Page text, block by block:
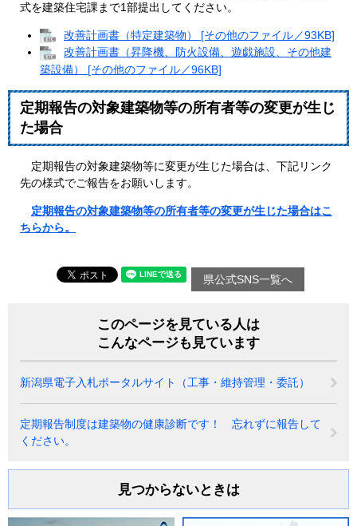
式を建築住宅課まで1部提出してください。
改善計画書（特定建築物） [その他のファイル／93KB]
改善計画書（昇降機、防火設備、遊戯施設、その他建
築設備） [その他のファイル／96KB]
定期報告の対象建築物等の所有者等の変更が生じ
た場合
定期報告の対象建築物等に変更が生じた場合は、下記リンク
先の様式でご報告をお願いします。
定期報告の対象建築物等の所有者等の変更が生じた場合はこ
ちらから。
県公式SNS一覧へ
このページを見ている人は
こんなページも見ています
新潟県電子入札ポータルサイト（工事・維持管理・委託）
定期報告制度は建築物の健康診断です！ 忘れずに報告して
ください。
見つからないときは